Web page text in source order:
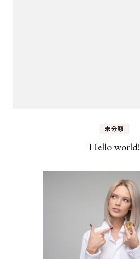
未分類
Hello world!